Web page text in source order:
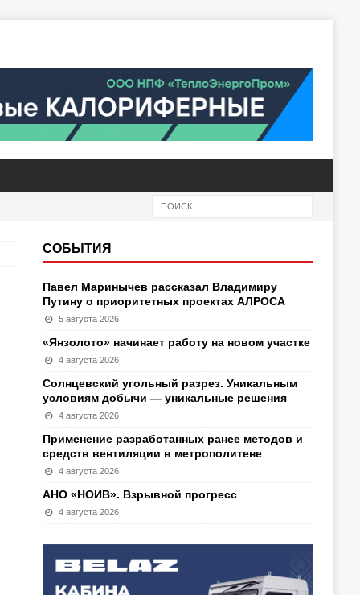
СОБЫТИЯ
Павел Маринычев рассказал Владимиру
Путину о приоритетных проектах АЛРОСА
5 августа 2026
«Янзолото» начинает работу на новом участке
4 августа 2026
Солнцевский угольный разрез. Уникальным
условиям добычи — уникальные решения
4 августа 2026
Применение разработанных ранее методов и
средств вентиляции в метрополитене
4 августа 2026
АНО «НОИВ». Взрывной прогресс
4 августа 2026